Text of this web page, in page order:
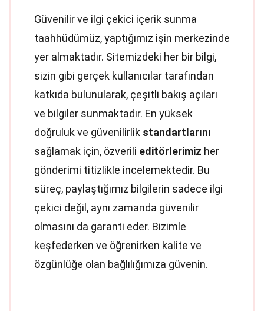
Güvenilir ve ilgi çekici içerik sunma
taahhüdümüz, yaptığımız işin merkezinde
yer almaktadır. Sitemizdeki her bir bilgi,
sizin gibi gerçek kullanıcılar tarafından
katkıda bulunularak, çeşitli bakış açıları
ve bilgiler sunmaktadır. En yüksek
doğruluk ve güvenilirlik standartlarını
sağlamak için, özverili editörlerimiz her
gönderimi titizlikle incelemektedir. Bu
süreç, paylaştığımız bilgilerin sadece ilgi
çekici değil, aynı zamanda güvenilir
olmasını da garanti eder. Bizimle
keşfederken ve öğrenirken kalite ve
özgünlüğe olan bağlılığımıza güvenin.